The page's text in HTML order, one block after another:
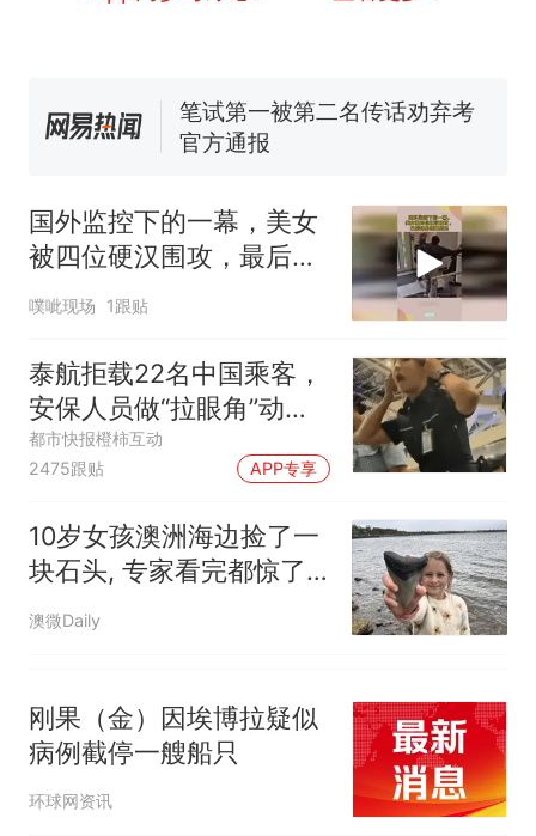
来源：参考消息）
笔试第一被第二名传话劝弃考
官方通报
间创作“悬浮字” 网友：真·裸眼
3D！
热
“不想干了特提出辞职”，疑
似南京大学数院院长辞职信流
传，院方回应：喻良教授已卸
源；曾用手绘图做头像
国外监控下的一幕，美女
被四位硬汉围攻，最后结
局匪夷所思
噗呲现场 1跟贴
泰航拒载22名中国乘客，
安保人员做“拉眼角”动
作，泰国机场最新回应：
拒绝登机决定由航司作
改签但没兑现
都市快报橙柿互动
2475跟贴
APP专享
10岁女孩澳洲海边捡了一
块石头, 专家看完都惊了:
很有价值!
澳微Daily
刚果（金）因埃博拉疑似
病例截停一艘船只
环球网资讯